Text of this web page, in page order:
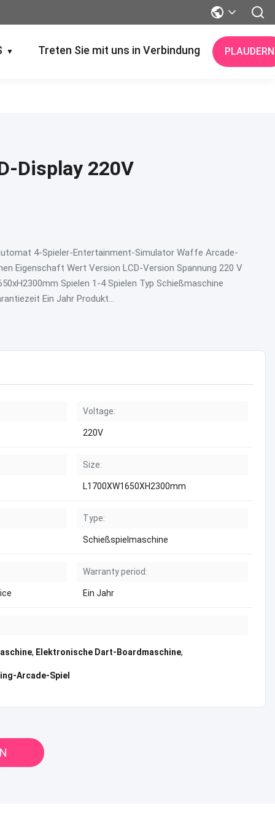
▼ Treten Sie mit uns in Verbindung PLAUDERN
Display 220V
4-Spieler-Entertainment-Simulator Waffe Arcade-
Eigenschaft Wert Version LCD-Version Spannung 220 V
Spielen 1-4 Spielen Typ Schießmaschine
Ein Jahr Produkt...
Voltage:
220V
Size:
L1700XW1650XH2300mm
Type:
Schießspielmaschine
Warranty period:
Ein Jahr
, Elektronische Dart-Boardmaschine,
Arcade-Spiel